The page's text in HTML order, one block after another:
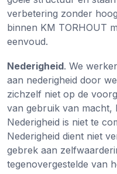
verbetering zonder
binnen KM TORHOUT
eenvoud.
Nederigheid. We
aan nederigheid door
zichzelf niet op de
van gebruik van macht,
Nederigheid is niet te
Nederigheid dient niet
gebrek aan
tegenovergestelde van